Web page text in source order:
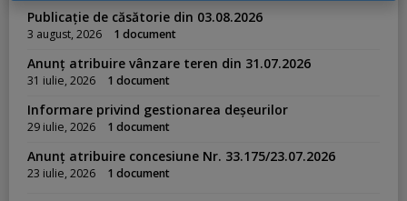
Publicație de căsătorie din 03.08.2026
3 august, 2026 1 document
Anunț atribuire vânzare teren din 31.07.2026
31 iulie, 2026 1 document
Informare privind gestionarea deșeurilor
29 iulie, 2026 1 document
Anunț atribuire concesiune Nr. 33.175/23.07.2026
23 iulie, 2026 1 document